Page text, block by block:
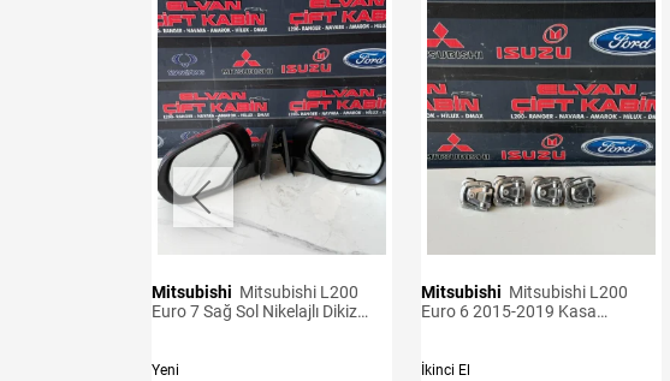
Mitsubishi
Euro 7 Sağ Sol Nikelajlı Dikiz
Yeni
Mitsubishi
Euro 6 2015-2019 Kasa
İkinci El